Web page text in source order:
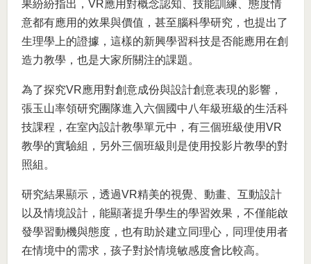
果紛紛指出，VR應用對概念認知、技能訓練、態度情
意都有應用的效果與價值，甚至腦科學研究，也提出了
生理學上的證據，這樣的新興學習科技是否能應用在創
造力教學，也是大家所關注的課題。
為了探究VR應用對創意成份與設計創意表現的影響，
張玉山率領研究團隊進入六個國中八年級班級的生活科
技課程，在室內設計教學單元中，有三個班級使用VR
教學的實驗組，另外三個班級則是使用投影片教學的對
照組。
研究結果顯示，透過VR精美的視覺、動畫、互動設計
以及情境設計，能顯著提升學生的學習效果，不僅能啟
發學習動機與態度，也有助於建立同理心，同理使用者
在情境中的需求，孩子對於情境敏感度會比較高。